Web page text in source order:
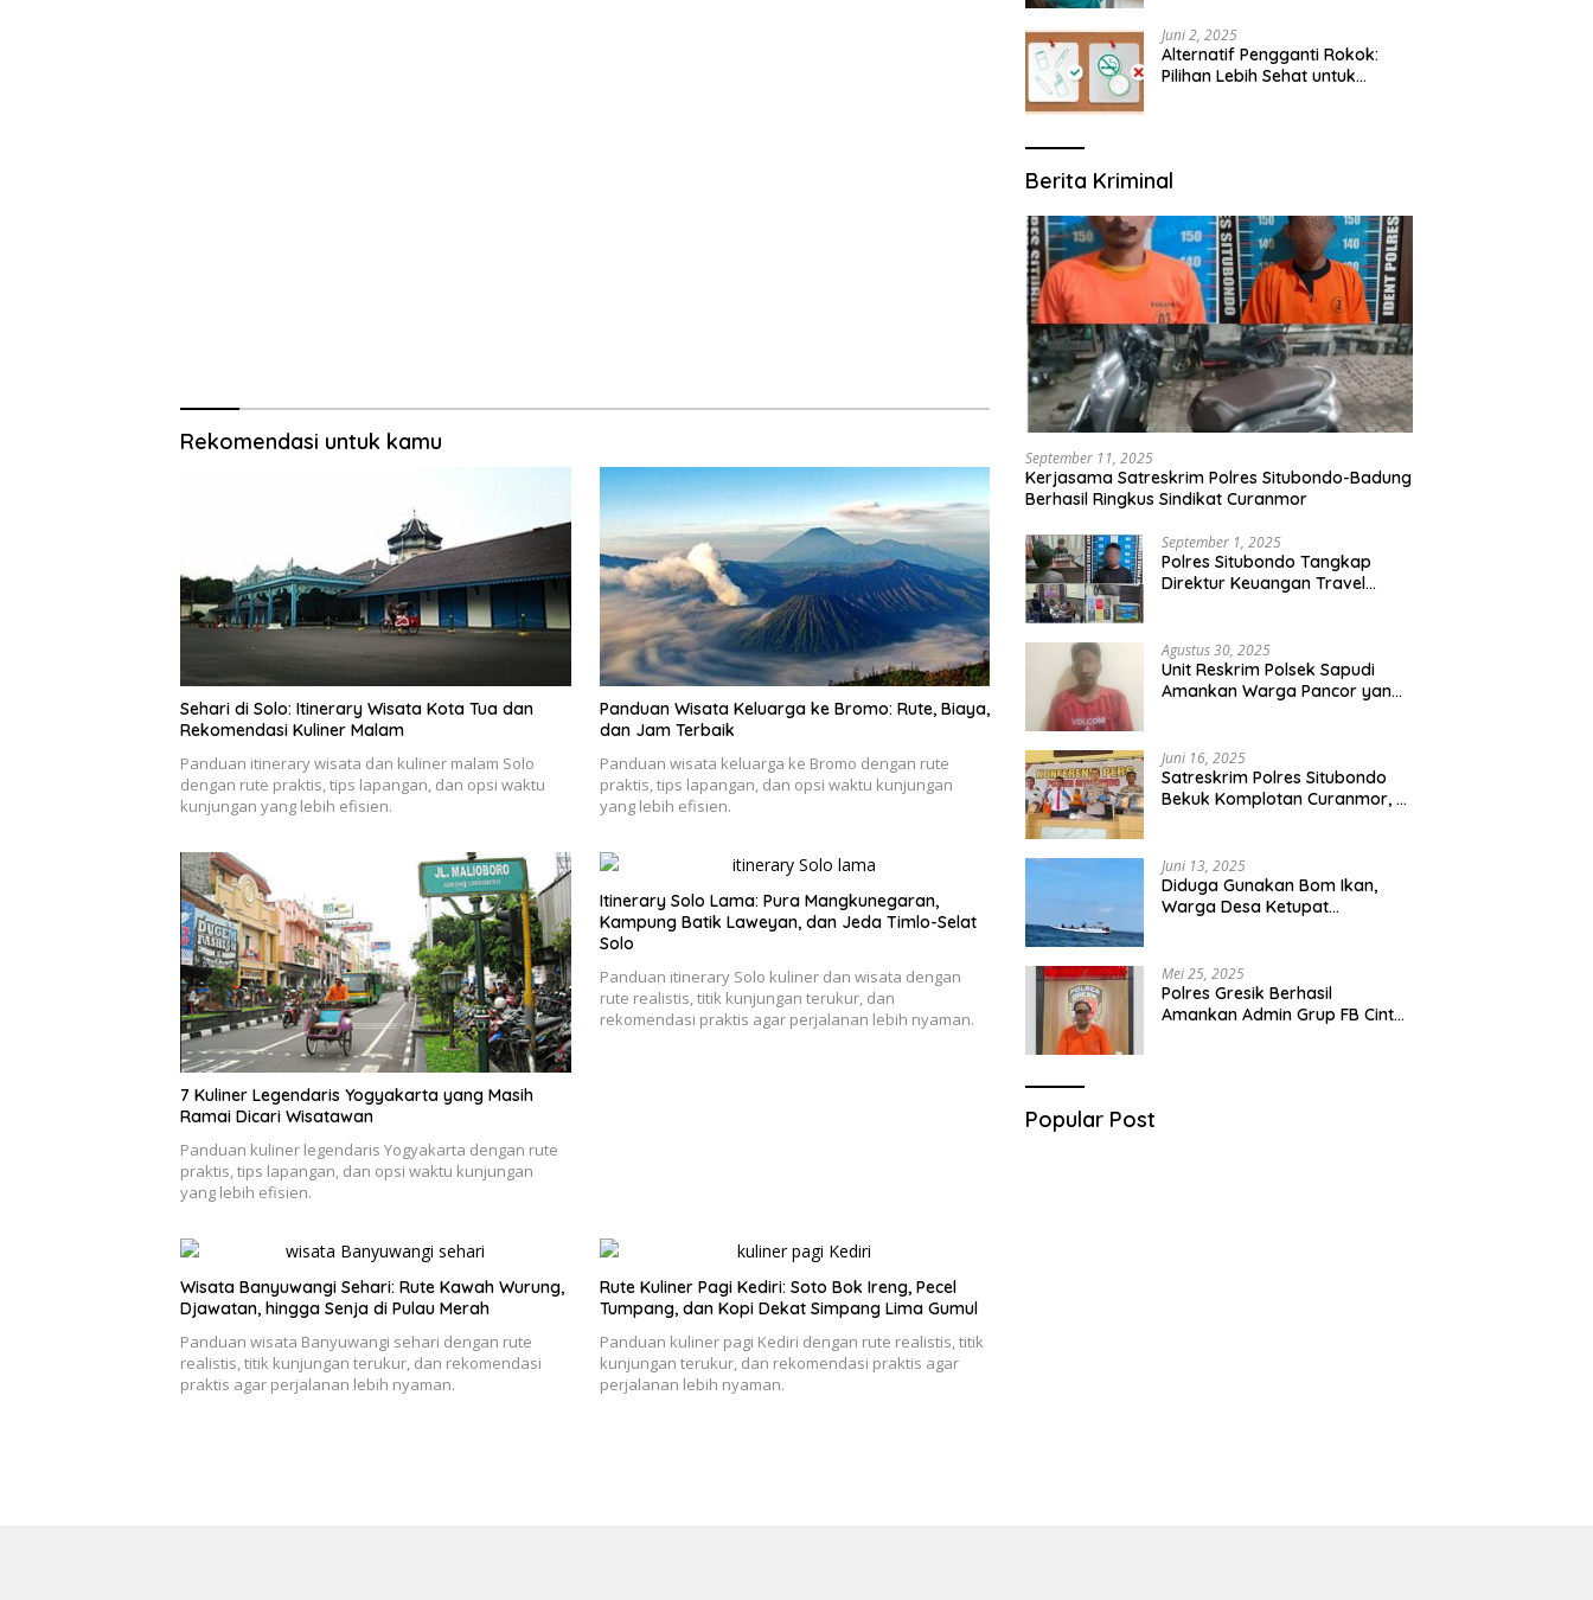
Rekomendasi untuk kamu
Sehari di Solo: Itinerary Wisata Kota Tua dan
Rekomendasi Kuliner Malam
Panduan itinerary wisata dan kuliner malam Solo
dengan rute praktis, tips lapangan, dan opsi waktu
kunjungan yang lebih efisien.
Panduan Wisata Keluarga ke Bromo: Rute, Biaya,
dan Jam Terbaik
Panduan wisata keluarga ke Bromo dengan rute
praktis, tips lapangan, dan opsi waktu kunjungan
yang lebih efisien.
7 Kuliner Legendaris Yogyakarta yang Masih
Ramai Dicari Wisatawan
Panduan kuliner legendaris Yogyakarta dengan rute
praktis, tips lapangan, dan opsi waktu kunjungan
yang lebih efisien.
Itinerary Solo Lama: Pura Mangkunegaran,
Kampung Batik Laweyan, dan Jeda Timlo-Selat
Solo
Panduan itinerary Solo kuliner dan wisata dengan
rute realistis, titik kunjungan terukur, dan
rekomendasi praktis agar perjalanan lebih nyaman.
Wisata Banyuwangi Sehari: Rute Kawah Wurung,
Djawatan, hingga Senja di Pulau Merah
Panduan wisata Banyuwangi sehari dengan rute
realistis, titik kunjungan terukur, dan rekomendasi
praktis agar perjalanan lebih nyaman.
Rute Kuliner Pagi Kediri: Soto Bok Ireng, Pecel
Tumpang, dan Kopi Dekat Simpang Lima Gumul
Panduan kuliner pagi Kediri dengan rute realistis, titik
kunjungan terukur, dan rekomendasi praktis agar
perjalanan lebih nyaman.
Juni 2, 2025
Alternatif Pengganti Rokok:
Pilihan Lebih Sehat untuk
Berita Kriminal
September 11, 2025
Kerjasama Satreskrim Polres Situbondo-Badung
Berhasil Ringkus Sindikat Curanmor
September 1, 2025
Polres Situbondo Tangkap
Direktur Keuangan Travel
Agustus 30, 2025
Unit Reskrim Polsek Sapudi
Amankan Warga Pancor yang
Juni 16, 2025
Satreskrim Polres Situbondo
Bekuk Komplotan Curanmor, 9
Juni 13, 2025
Diduga Gunakan Bom Ikan,
Warga Desa Ketupat
Mei 25, 2025
Polres Gresik Berhasil
Amankan Admin Grup FB Cinta
Popular Post